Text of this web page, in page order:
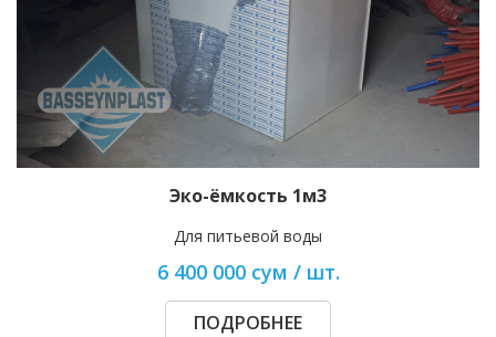
Эко-ёмкость 1м3
Для питьевой воды
6 400 000 сум / шт.
ПОДРОБНЕЕ